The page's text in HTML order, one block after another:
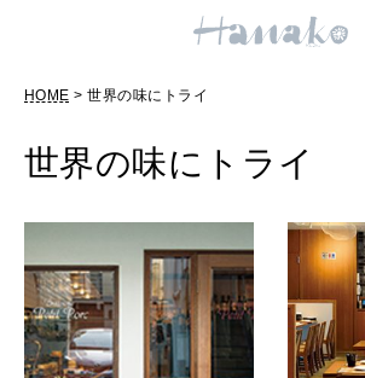
10
TRAVEL
どこ行く？
FORTUNE
明日のわたし
HOME > 世界の味にトライ
世界の味にトライ